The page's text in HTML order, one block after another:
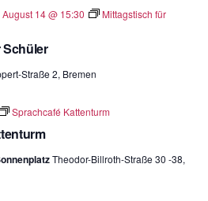
Schüler
August 14 @ 15:30
Mittagstisch für
Straße 2, Bremen
Sprachcafé Kattenturm
Theodor-Billroth-Straße 30 -38,